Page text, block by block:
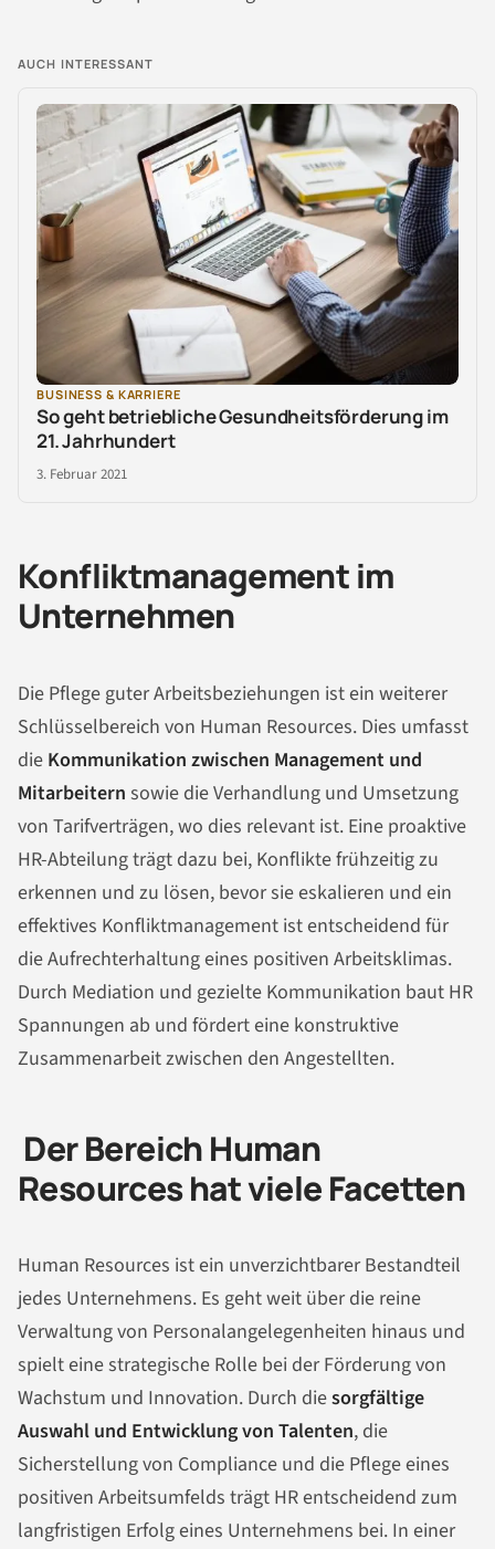
AUCH INTERESSANT
BUSINESS & KARRIERE
So geht betriebliche Gesundheitsförderung im
21. Jahrhundert
3. Februar 2021
Konfliktmanagement im
Unternehmen
Die Pflege guter Arbeitsbeziehungen ist ein weiterer
Schlüsselbereich von Human Resources. Dies umfasst
die Kommunikation zwischen Management und
Mitarbeitern sowie die Verhandlung und Umsetzung
von Tarifverträgen, wo dies relevant ist. Eine proaktive
HR-Abteilung trägt dazu bei, Konflikte frühzeitig zu
erkennen und zu lösen, bevor sie eskalieren und ein
effektives Konfliktmanagement ist entscheidend für
die Aufrechterhaltung eines positiven Arbeitsklimas.
Durch Mediation und gezielte Kommunikation baut HR
Spannungen ab und fördert eine konstruktive
Zusammenarbeit zwischen den Angestellten.
Der Bereich Human
Resources hat viele Facetten
Human Resources ist ein unverzichtbarer Bestandteil
jedes Unternehmens. Es geht weit über die reine
Verwaltung von Personalangelegenheiten hinaus und
spielt eine strategische Rolle bei der Förderung von
Wachstum und Innovation. Durch diesorgfältige
Auswahl und Entwicklung von Talenten, die
Sicherstellung von Compliance und die Pflege eines
positiven Arbeitsumfelds trägt HR entscheidend zum
langfristigen Erfolg eines Unternehmens bei. In einer